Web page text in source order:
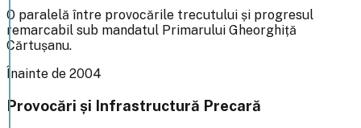
O paralelă între provocările trecutului și progresul
remarcabil sub mandatul Primarului Gheorghiță
Cărtușanu.
Înainte de 2004
Provocări și Infrastructură Precară